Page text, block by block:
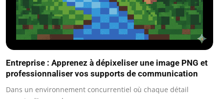
Entreprise : Apprenez à dépixeliser une image PNG et
professionnaliser vos supports de communication
Dans un environnement concurrentiel où chaque détail